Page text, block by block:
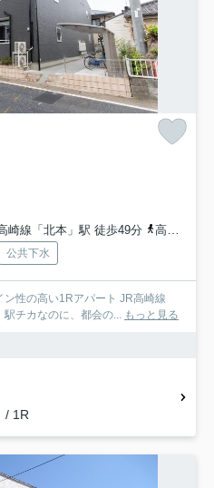
崎線「北本」駅 徒歩49分 高崎線「北鴻巣」駅 徒歩64分
公共下水
高い1Rアパート JR高崎線
駅チカなのに、都会の... もっと見る
/ 1R